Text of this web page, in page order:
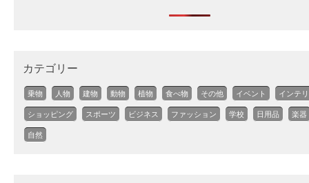
カテゴリー
乗物 人物 建物 動物 植物 食べ物 その他 イベント インテ
ショッピング スポーツ ビジネス ファッション 学校 日用品 楽器
自然